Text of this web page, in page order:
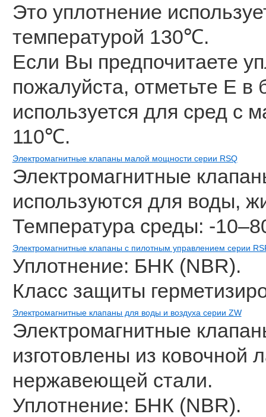
Это уплотнение
температурой 130℃.
Если Вы предпочитаете
пожалуйста, отметьте E в
используется для сред с
110℃.
Электромагнитные клапаны малой мощности серии RSQ
Электромагнитные
используются для воды,
Температура среды: -
Электромагнитные клапаны с пилотным управлением серии
Уплотнение: БНК (NBR).
Класс защиты
Электромагнитные клапаны для воды и воздуха серии ZW
Электромагнитные
изготовлены из ковочной
нержавеющей стали.
Уплотнение: БНК (NBR).